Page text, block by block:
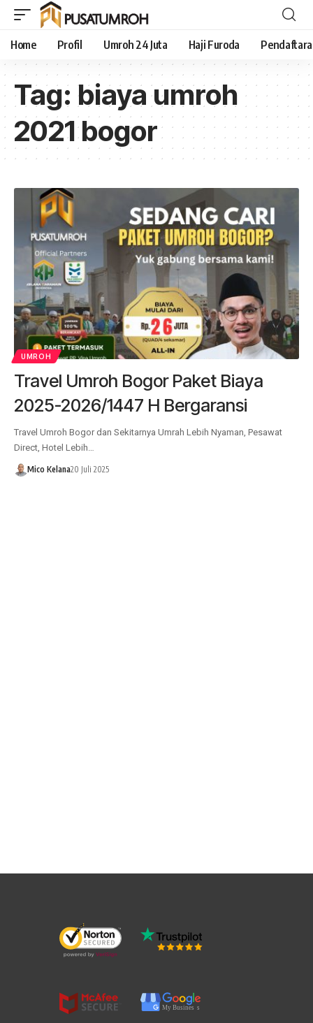
Home Profil Umroh 24 Juta Haji Furoda
Tag: biaya umroh
2021 bogor
UMROH
Travel Umroh Bogor Paket Biaya
2025-2026/1447 H Bergaransi
Travel Umroh Bogor dan Sekitarnya Umrah Lebih Nyaman, Pesawat
Direct, Hotel Lebih…
Mico Kelana20 Juli 2025
My Busines s